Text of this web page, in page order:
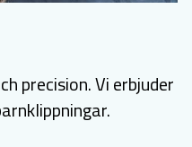
precision. Vi erbjuder